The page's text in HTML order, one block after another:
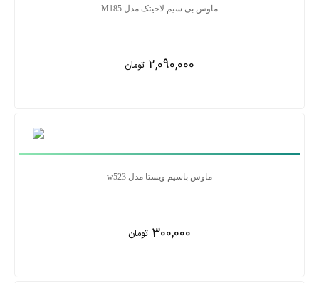
ماوس بی سیم لاجیتک مدل M185
2,090,000 تومان
ماوس باسیم ویستا مدل w523
300,000 تومان